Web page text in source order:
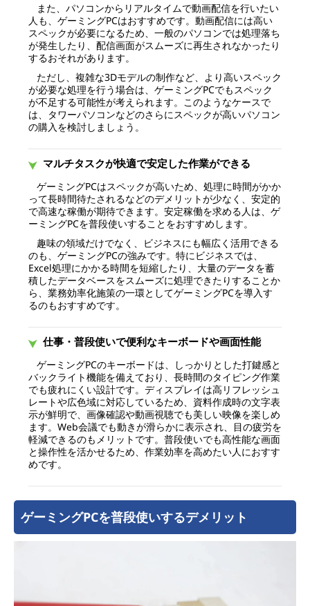
また、パソコンからリアルタイムで動画配信を行いたい
人も、ゲーミングPCはおすすめです。動画配信には高い
スペックが必要になるため、一般のパソコンでは処理落ち
が発生したり、配信画面がスムーズに再生されなかったり
するおそれがあります。
ただし、複雑な3Dモデルの制作など、より高いスペック
が必要な処理を行う場合は、ゲーミングPCでもスペック
が不足する可能性が考えられます。このようなケースで
は、タワーパソコンなどのさらにスペックが高いパソコン
の購入を検討しましょう。
マルチタスクが快適で安定した作業ができる
ゲーミングPCはスペックが高いため、処理に時間がかか
って長時間待たされるなどのデメリットが少なく、安定的
で高速な稼働が期待できます。安定稼働を求める人は、ゲ
ーミングPCを普段使いすることをおすすめします。
趣味の領域だけでなく、ビジネスにも幅広く活用できる
のも、ゲーミングPCの強みです。特にビジネスでは、
Excel処理にかかる時間を短縮したり、大量のデータを蓄
積したデータベースをスムーズに処理できたりすることか
ら、業務効率化施策の一環としてゲーミングPCを導入す
るのもおすすめです。
仕事・普段使いで便利なキーボードや画面性能
ゲーミングPCのキーボードは、しっかりとした打鍵感と
バックライト機能を備えており、長時間のタイピング作業
でも疲れにくい設計です。ディスプレイは高リフレッシュ
レートや広色域に対応しているため、資料作成時の文字表
示が鮮明で、画像確認や動画視聴でも美しい映像を楽しめ
ます。Web会議でも動きが滑らかに表示され、目の疲労を
軽減できるのもメリットです。普段使いでも高性能な画面
と操作性を活かせるため、作業効率を高めたい人におすす
めです。
ゲーミングPCを普段使いするデメリット